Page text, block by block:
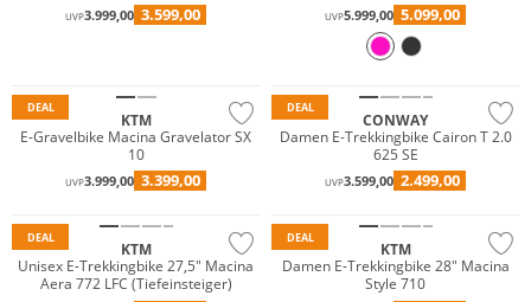
UVP3.999,00 3.599,00 UVP5.999,00 5.099,00
DEAL
KTM
E-Gravelbike Macina Gravelator SX
10
UVP3.999,00 3.399,00
DEAL
CONWAY
Damen E-Trekkingbike Cairon T 2.0
625 SE
UVP3.599,00 2.499,00
DEAL
KTM
Unisex E-Trekkingbike 27,5" Macina
Aera 772 LFC (Tiefeinsteiger)
DEAL
KTM
Damen E-Trekkingbike 28" Macina
Style 710